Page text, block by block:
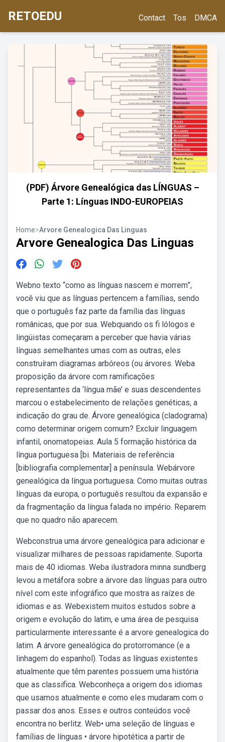
RETOEDU Contact Tos DMCA
(PDF) Árvore Genealógica das LÍNGUAS –
Parte 1: Línguas INDO-EUROPEIAS
Home>Arvore Genealogica Das Linguas
Arvore Genealogica Das Linguas
Webno texto “como as línguas nascem e morrem”,
você viu que as línguas pertencem a famílias, sendo
que o português faz parte da família das línguas
românicas, que por sua. Webquando os fi lólogos e
lingüistas começaram a perceber que havia várias
línguas semelhantes umas com as outras, eles
construíram diagramas arbóreos (ou árvores. Weba
proposição da árvore com ramificações
representantes da ‘língua mãe’ e suas descendentes
marcou o estabelecimento de relações genéticas, a
indicação do grau de. Árvore genealógica (cladograma)
como determinar origem comum? Excluir linguagem
infantil, onomatopeias. Aula 5 formação histórica da
língua portuguesa [bi. Materiais de referência
[bibliografia complementar] a península. Webárvore
genealógica da língua portuguesa. Como muitas outras
línguas da europa, o português resultou da expansão e
da fragmentação da língua falada no império. Reparem
que no quadro não aparecem.
Webconstrua uma árvore genealógica para adicionar e
visualizar milhares de pessoas rapidamente. Suporta
mais de 40 idiomas. Weba ilustradora minna sundberg
levou a metáfora sobre a árvore das línguas para outro
nível com este infográfico que mostra as raízes de
idiomas e as. Webexistem muitos estudos sobre a
origem e evolução do latim, e uma área de pesquisa
particularmente interessante é a arvore genealogica do
latim. A árvore genealógica do protorromance (e a
linhagem do espanhol). Todas as línguas existentes
atualmente que têm parentes possuem uma história
que as classifica. Webconheça a origem dos idiomas
que usamos atualmente e como eles mudaram com o
passar dos anos. Esses e outros conteúdos você
encontra no berlitz. Web• uma seleção de línguas e
famílias de línguas • árvore hipotética a partir de